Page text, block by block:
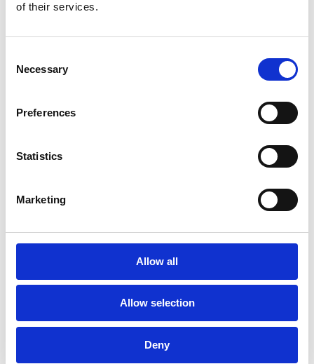
of their services.
Selection
Necessary
Preferences
Statistics
Marketing
Allow all
Allow selection
Deny
88% schneller
Die Bearbeitung von Kundenstreitfällen wurde
Die Durchlaufzeit für Open-Account-Kreditanträge
TEC Kunden-Case lesen